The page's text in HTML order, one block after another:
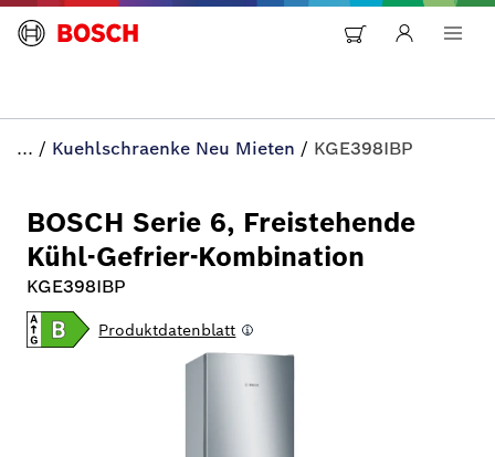
... / Kuehlschraenke Neu Mieten / KGE398IBP
BOSCH Serie 6, Freistehende
Kühl-Gefrier-Kombination
KGE398IBP
Produktdatenblatt